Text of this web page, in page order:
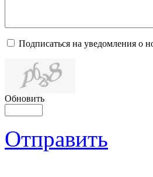
Подписаться на уведомления о
Обновить
Отправить